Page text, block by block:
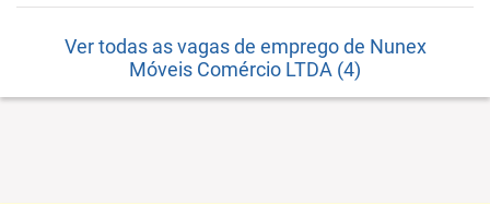
Ver todas as vagas de emprego de Nunex
Móveis Comércio LTDA (4)